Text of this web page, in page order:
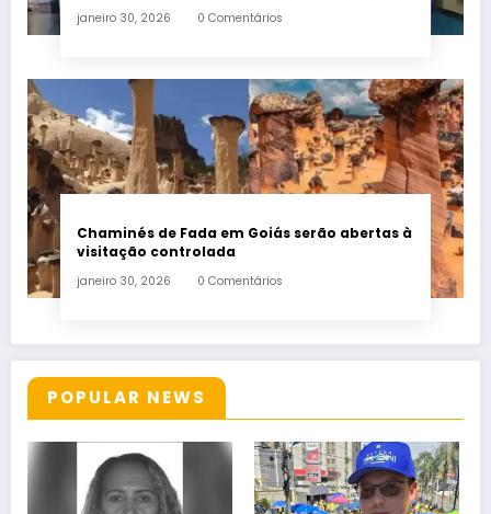
janeiro 30, 2026 0 Comentários
Chaminés de Fada em Goiás serão abertas à
visitação controlada
janeiro 30, 2026 0 Comentários
POPULAR NEWS